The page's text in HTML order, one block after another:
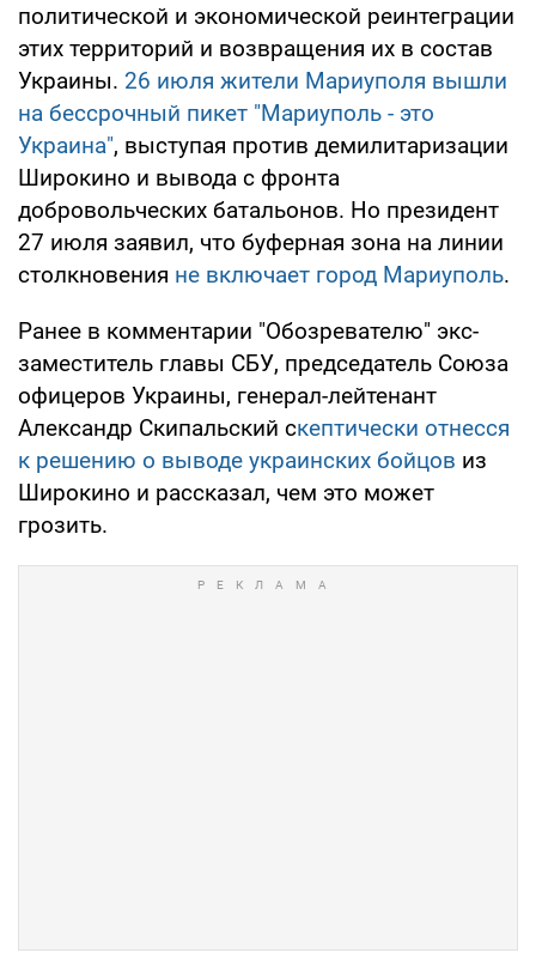
политической и экономической реинтеграции
этих территорий и возвращения их в состав
Украины. 26 июля жители Мариуполя вышли
на бессрочный пикет "Мариуполь - это
Украина", выступая против демилитаризации
Широкино и вывода с фронта
добровольческих батальонов. Но президент
27 июля заявил, что буферная зона на линии
столкновения не включает город Мариуполь.
Ранее в комментарии "Обозревателю" экс-
заместитель главы СБУ, председатель Союза
офицеров Украины, генерал-лейтенант
Александр Скипальский скептически отнесся
к решению о выводе украинских бойцов из
Широкино и рассказал, чем это может
грозить.